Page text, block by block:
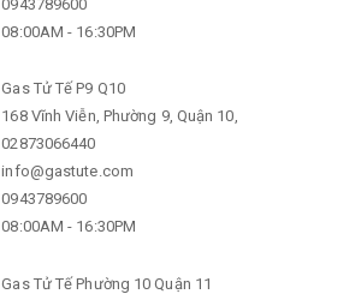
0943789600
08:00AM - 16:30PM
Gas Tử Tế P9 Q10
168 Vĩnh Viễn, Phường 9, Quận 10,
02873066440
info@gastute.com
0943789600
08:00AM - 16:30PM
Gas Tử Tế Phường 10 Quận 11